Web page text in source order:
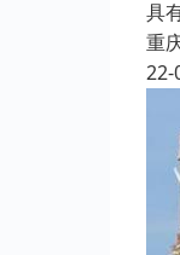
具
重
22-